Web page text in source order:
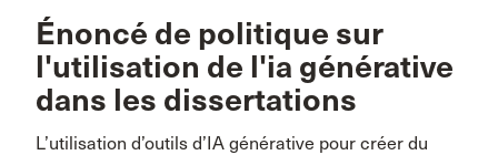
Énoncé de politique sur
l'utilisation de l'ia générative
dans les dissertations
L’utilisation d’outils d’IA générative pour créer du